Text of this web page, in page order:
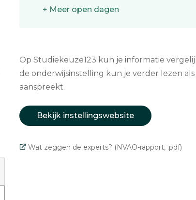
+ Meer open dagen
Op Studiekeuze123 kun je informatie
de onderwijsinstelling kun je verder lezen
aanspreekt.
Bekijk instellingswebsite
Wat zeggen de experts? (NVAO-rapport, .pdf)